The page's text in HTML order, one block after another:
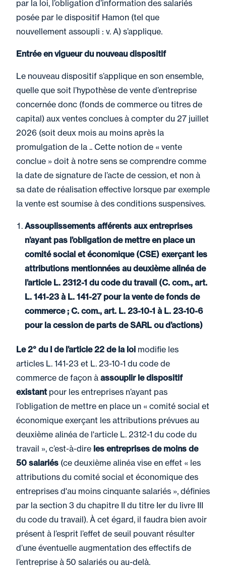
par la loi, l’obligation d’information des salariés
posée par le dispositif Hamon (tel que
nouvellement assoupli : v. A) s’applique.
Entrée en vigueur du nouveau dispositif
Le nouveau dispositif s’applique en son ensemble,
quelle que soit l’hypothèse de vente d’entreprise
concernée donc (fonds de commerce ou titres de
capital) aux ventes conclues à compter du 27 juillet
2026 (soit deux mois au moins après la
promulgation de la .. Cette notion de « vente
conclue » doit à notre sens se comprendre comme
la date de signature de l’acte de cession, et non à
sa date de réalisation effective lorsque par exemple
la vente est soumise à des conditions suspensives.
Assouplissements afférents aux entreprises
n’ayant pas l’obligation de mettre en place un
comité social et économique (CSE) exerçant les
attributions mentionnées au deuxième alinéa de
l’article L. 2312-1 du code du travail (C. com., art.
L. 141-23 à L. 141-27 pour la vente de fonds de
commerce ; C. com., art. L. 23-10-1 à L. 23-10-6
pour la cession de parts de SARL ou d’actions)
Le 2° du I de l’article 22 de la loi modifie les
articles L. 141-23 et L. 23-10-1 du code de
commerce de façon à assouplir le dispositif
existant pour les entreprises n’ayant pas
l’obligation de mettre en place un « comité social et
économique exerçant les attributions prévues au
deuxième alinéa de l'article L. 2312-1 du code du
travail », c’est-à-dire les entreprises de moins de
50 salariés (ce deuxième alinéa vise en effet « les
attributions du comité social et économique des
entreprises d'au moins cinquante salariés », définies
par la section 3 du chapitre II du titre Ier du livre III
du code du travail). À cet égard, il faudra bien avoir
présent à l’esprit l’effet de seuil pouvant résulter
d’une éventuelle augmentation des effectifs de
l’entreprise à 50 salariés ou au-delà.